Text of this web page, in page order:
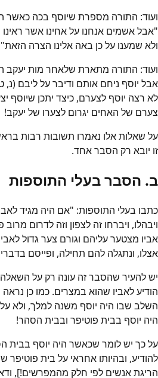
ועוד: התורה מספרת שיוסף בכה כאשר
"אבל אשמים אנחנו על אחינו אשר ראינו
ולא שמענו על כן באה אלינו הצרה
ועוד: התורה מתארת שלאחר מות יעקב
אבל יוסף ניחם אותם ודיבר על ליבם
לא רצה יוסף לצערם, כיצד יתכן שיוסף
צערם של האחים יגרום לצערו של יעקב!
על שאלות אלו נאמרו תשובות רבות
זו יובא רק הסבר אחד.
ב. הסבר בעלי התוספות
כתבו בעלי התוספות: "אם היה מגיד
ויבהלו, ויברחו זה לצפון וזה לדרום
אביו מצטער עליהם וגורם צער גדול
אצלו, ונתגלה להם תחילה, ופייסם
יש להעיר שהסבר זה עונה רק על
הודיע לאביו שהוא במצרים. כמו כן
השלב שבו היה יוסף משנה למלך, ולא
היה יוסף בבית פוטיפר ובבית הסהר!
על כך יש לומר שכאשר היה יוסף בבית
להודיע, ובהיותו אחראי על בית
הריגת אנשים לפי חלק מהמפרשים!],